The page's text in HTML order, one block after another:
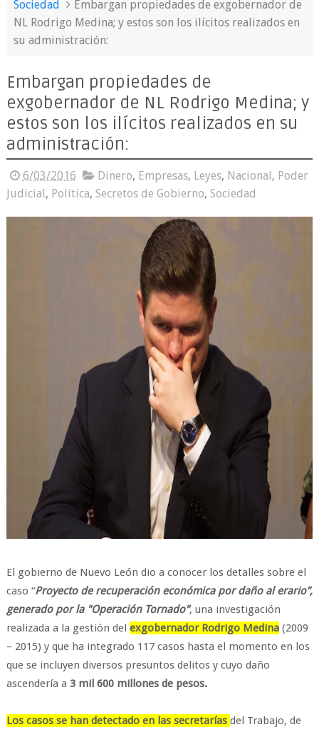
Sociedad
Embargan propiedades de exgobernador de
NL Rodrigo Medina; y estos son los ilícitos realizados en
su administración:
Embargan propiedades de
exgobernador de NL Rodrigo Medina; y
estos son los ilícitos realizados en su
administración:
6/03/2016 Dinero, Empresas, Leyes, Nacional, Poder
Judicial, Política, Secretos de Gobierno, Sociedad
El gobierno de Nuevo León dio a conocer los detalles sobre el
caso “Proyecto de recuperación económica por daño al erario”,
generado por la "Operación Tornado", una investigación
realizada a la gestión del exgobernador Rodrigo Medina(2009
– 2015) y que ha integrado 117 casos hasta el momento en los
que se incluyen diversos presuntos delitos y cuyo daño
ascendería a 3 mil 600 millones de pesos.
Los casos se han detectado en las secretarías del Trabajo, de